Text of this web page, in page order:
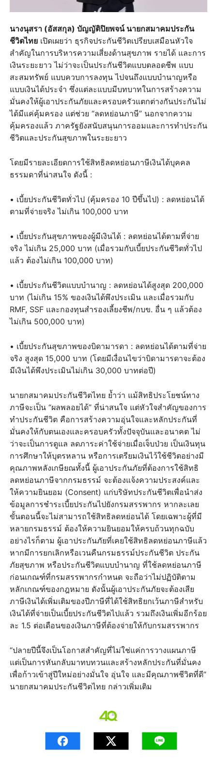
นางนุสรา (อัสสกุล) บัญญัติปิยพจน์ นายกสมาคมประกัน
ชีวิตไทย เปิดเผยว่า ธุรกิจประกันชีวิตเปรียบเสมือนหัวใจ
สำคัญในการบริหารความเสี่ยงด้านสุขภาพ รายได้ และการ
เงินระยะยาว ไม่ว่าจะเป็นประกันชีวิตแบบตลอดชีพ แบบ
สะสมทรัพย์ แบบควบการลงทุน ไปจนถึงแบบบำนาญหรือ
แบบเงินได้ประจำ ซึ่งแต่ละแบบมีบทบาทในการสร้างความ
มั่นคงให้ผู้เอาประกันภัยและครอบครัวแตกต่างกันประกันไม่
ได้มีแค่คุ้มครอง แต่ช่วย “ลดหย่อนภาษี” นอกจากความ
คุ้มครองแล้ว ภาครัฐยังสนับสนุนการออมและการทำประกัน
ชีวิตและประกันสุขภาพในระยะยาว
โดยมีรายละเอียดการใช้สิทธิลดหย่อนภาษีเงินได้บุคคล
ธรรมดาที่น่าสนใจ ดังนี้ :
• เบี้ยประกันชีวิตทั่วไป (คุ้มครอง 10 ปีขึ้นไป) : ลดหย่อนได้
ตามที่จ่ายจริง ไม่เกิน 100,000 บาท
• เบี้ยประกันสุขภาพของผู้มีเงินได้ : ลดหย่อนได้ตามที่จ่าย
จริง ไม่เกิน 25,000 บาท (เมื่อรวมกับเบี้ยประกันชีวิตทั่วไป
แล้ว ต้องไม่เกิน 100,000 บาท)
• เบี้ยประกันชีวิตแบบบำนาญ : ลดหย่อนได้สูงสุด 200,000
บาท (ไม่เกิน 15% ของเงินได้พึงประเมิน และเมื่อรวมกับ
RMF, SSF และกองทุนสำรองเลี้ยงชีพ/กบข. อื่น ๆ แล้วต้อง
ไม่เกิน 500,000 บาท)
• เบี้ยประกันสุขภาพของบิดามารดา : ลดหย่อนได้ตามที่จ่าย
จริง สูงสุด 15,000 บาท (โดยมีเงื่อนไขว่าบิดามารดาจะต้อง
มีเงินได้พึงประเมินไม่เกิน 30,000 บาทต่อปี)
นายกสมาคมประกันชีวิตไทย ย้ำว่า แม้สิทธิประโยชน์ทาง
ภาษีจะเป็น “ผลพลอยได้” ที่น่าสนใจ แต่หัวใจสำคัญของการ
ทำประกันชีวิต คือการสร้างความอุ่นใจและหลักประกันที่
มั่นคงให้กับตนเองและครอบครัวทั้งปัจจุบันและอนาคต ไม่
ว่าจะเป็นการดูแล ลดภาระค่าใช้จ่ายเมื่อเจ็บป่วย เป็นเงินทุน
การศึกษาให้บุตรหลาน หรือการเตรียมเงินไว้ใช้ชีวิตอย่างมี
คุณภาพหลังเกษียณทั้งนี้ ผู้เอาประกันภัยที่ต้องการใช้สิทธิ
ลดหย่อนภาษีจากกรมธรรม์ จะต้องแจ้งความประสงค์และ
ให้ความยินยอม (Consent) แก่บริษัทประกันชีวิตเพื่อนำส่ง
ข้อมูลการชำระเบี้ยประกันไปยังกรมสรรพากร หากละเลย
ขั้นตอนนี้จะไม่สามารถใช้สิทธิลดหย่อนได้ โดยเฉพาะผู้ที่มี
หลายกรมธรรม์ ต้องให้ความยินยอมให้ครบถ้วนทุกฉบับ
อย่างไรก็ตาม ผู้เอาประกันภัยที่เคยใช้สิทธิลดหย่อนภาษีแล้ว
หากมีการยกเลิกหรือเวนคืนกรมธรรม์ประกันชีวิต ประกัน
ภัยสุขภาพ หรือประกันชีวิตแบบบำนาญ ที่ใช้ลดหย่อนภาษี
ก่อนเกณฑ์ที่กรมสรรพากรกำหนด จะถือว่าไม่ปฏิบัติตาม
หลักเกณฑ์ของกฎหมาย ดังนั้นผู้เอาประกันภัยจะต้องเสีย
ภาษีเงินได้เพิ่มเติมของปีภาษีที่ได้ใช้สิทธิยกเว้นภาษีสำหรับ
เงินได้ที่จ่ายเป็นเบี้ยประกันชีวิตไปแล้ว รวมถึงเงินเพิ่มอีกร้อย
ละ 1.5 ต่อเดือนของเงินภาษีที่ต้องจ่ายให้กับกรมสรรพากร
“ปลายปีนี้จึงเป็นโอกาสสำคัญที่ไม่ใช่แค่การวางแผนภาษี
แต่เป็นการหันกลับมาทบทวนและสร้างหลักประกันที่มั่นคง
เพื่อก้าวเข้าสู่ปีใหม่อย่างมั่นใจ อุ่นใจ และมีคุณภาพชีวิตที่ดี”
นายกสมาคมประกันชีวิตไทย กล่าวเพิ่มเติม